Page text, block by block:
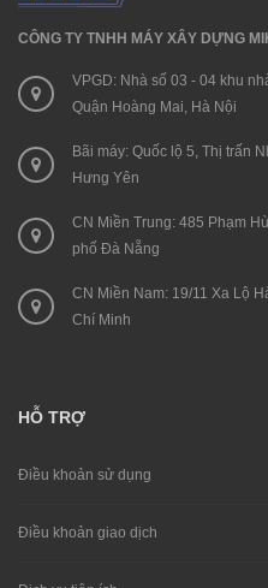
CÔNG TY TNHH MÁY XÂY DỰNG
VPGD: Nhà số 03 - 04 khu
Quận Hoàng Mai, Hà Nội
Bãi máy: Quốc lộ 5, Thị trấn
Hưng Yên
CN Miền Trung: 485 Phạm
phố Đà Nẵng
CN Miền Nam: 19/11 Xa Lộ
Chí Minh
HỖ TRỢ
Điều khoản sử dụng
Điều khoản giao dịch